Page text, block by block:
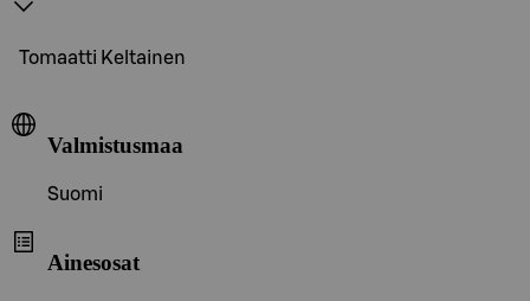
Tomaatti Keltainen
Valmistusmaa
Suomi
Ainesosat